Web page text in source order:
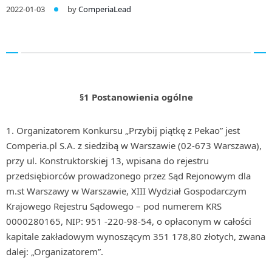
2022-01-03 byComperiaLead
§1 Postanowienia ogólne
Organizatorem Konkursu „Przybij piątkę z Pekao” jest
Comperia.pl S.A. z siedzibą w Warszawie (02-673 Warszawa),
przy ul. Konstruktorskiej 13, wpisana do rejestru
przedsiębiorców prowadzonego przez Sąd Rejonowym dla
m.st Warszawy w Warszawie, XIII Wydział Gospodarczym
Krajowego Rejestru Sądowego – pod numerem KRS
0000280165, NIP: 951 -220-98-54, o opłaconym w całości
kapitale zakładowym wynoszącym 351 178,80 złotych, zwana
dalej: „Organizatorem”.